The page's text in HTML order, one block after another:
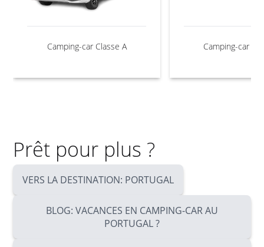
Camping-car Classe A Camping-car
Prêt pour plus ?
VERS LA DESTINATION: PORTUGAL
BLOG: VACANCES EN CAMPING-CAR AU
PORTUGAL ?